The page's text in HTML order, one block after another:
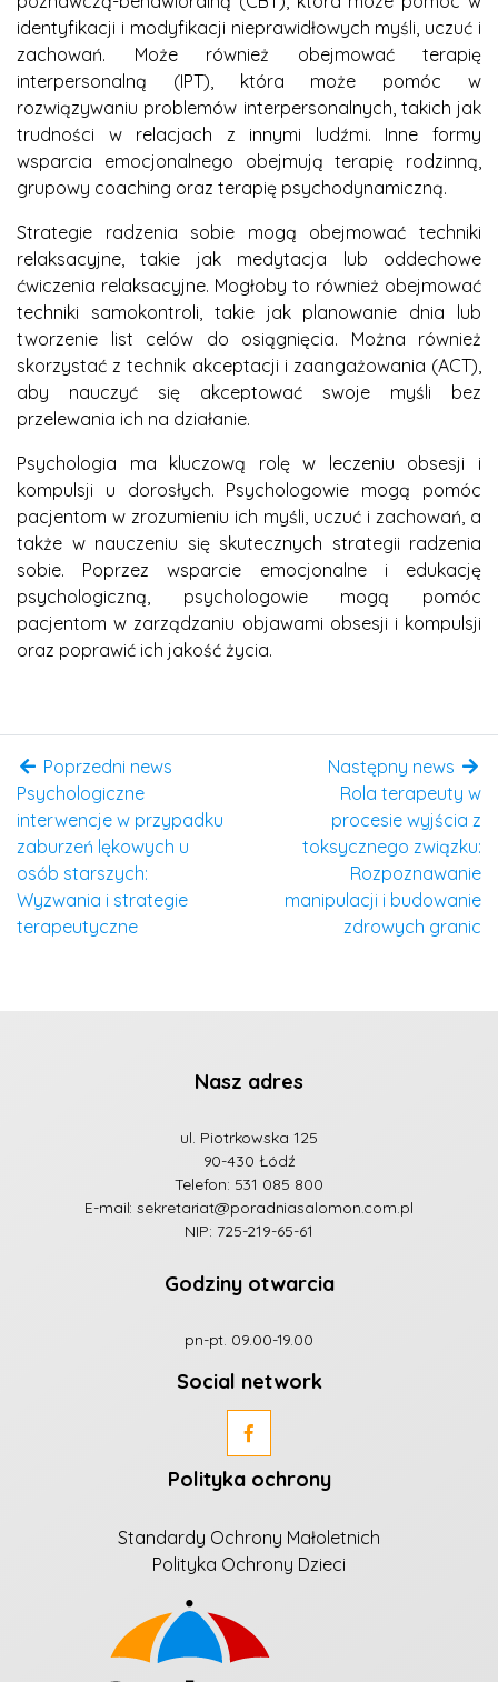
identyfikacji i modyfikacji nieprawidłowych myśli, uczuć i
zachowań. Może również obejmować terapię
interpersonalną (IPT), która może pomóc w
rozwiązywaniu problemów interpersonalnych, takich jak
trudności w relacjach z innymi ludźmi. Inne formy
wsparcia emocjonalnego obejmują terapię rodzinną,
grupowy coaching oraz terapię psychodynamiczną.
Strategie radzenia sobie mogą obejmować techniki
relaksacyjne, takie jak medytacja lub oddechowe
ćwiczenia relaksacyjne. Mogłoby to również obejmować
techniki samokontroli, takie jak planowanie dnia lub
tworzenie list celów do osiągnięcia. Można również
skorzystać z technik akceptacji i zaangażowania (ACT),
aby nauczyć się akceptować swoje myśli bez
przelewania ich na działanie.
Psychologia ma kluczową rolę w leczeniu obsesji i
kompulsji u dorosłych. Psychologowie mogą pomóc
pacjentom w zrozumieniu ich myśli, uczuć i zachowań, a
także w nauczeniu się skutecznych strategii radzenia
sobie. Poprzez wsparcie emocjonalne i edukację
psychologiczną, psychologowie mogą pomóc
pacjentom w zarządzaniu objawami obsesji i kompulsji
oraz poprawić ich jakość życia.
Poprzedni news
Psychologiczne
interwencje w przypadku
zaburzeń lękowych u
osób starszych:
Wyzwania i strategie
terapeutyczne
Następny news
Rola terapeuty w
procesie wyjścia z
toksycznego związku:
Rozpoznawanie
manipulacji i budowanie
zdrowych granic
Nasz adres
ul. Piotrkowska 125
90-430 Łódź
Telefon: 531 085 800
E-mail:sekretariat@poradniasalomon.com.pl
NIP: 725-219-65-61
Godziny otwarcia
pn-pt. 09.00-19.00
Social network
Polityka ochrony
Standardy Ochrony Małoletnich
Polityka Ochrony Dzieci